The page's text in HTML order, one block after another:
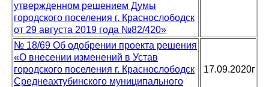
утвержденном решением Думы
городского поселения г. Краснослободск
от 29 августа 2019 года №82/420»
№ 18/69 Об одобрении проекта решения
«О внесении изменений в Устав
городского поселения г. Краснослободск
Среднеахтубинского муниципального
17.09.2020г